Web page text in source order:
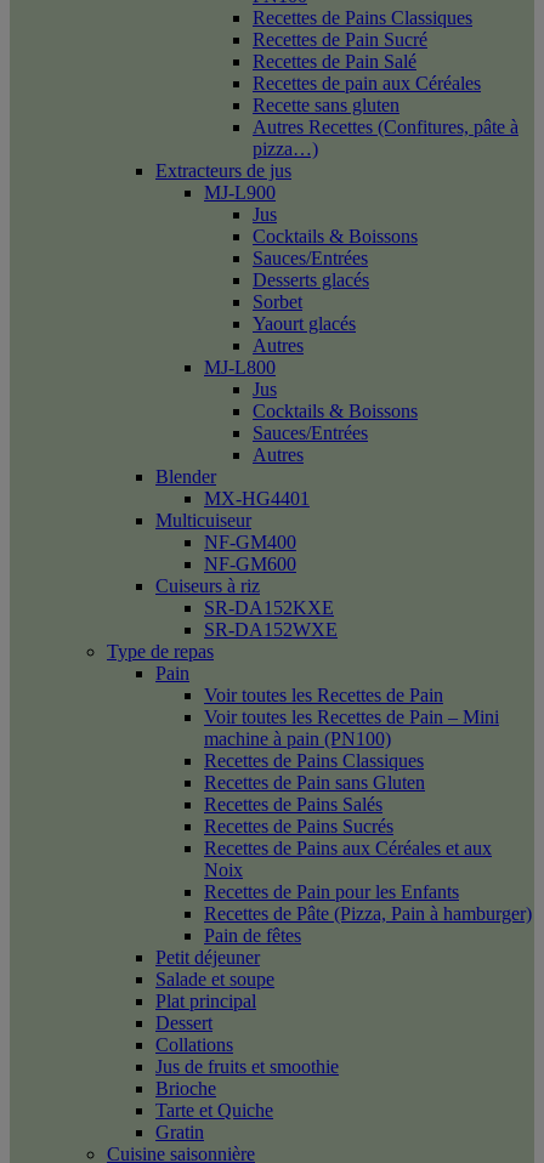
Recettes de Pains Classiques
Recettes de Pain Sucré
Recettes de Pain Salé
Recettes de pain aux Céréales
Recette sans gluten
Autres Recettes (Confitures, pâte à
pizza…)
Extracteurs de jus
MJ-L900
Jus
Cocktails & Boissons
Sauces/Entrées
Desserts glacés
Sorbet
Yaourt glacés
Autres
MJ-L800
Jus
Cocktails & Boissons
Sauces/Entrées
Autres
Blender
MX-HG4401
Multicuiseur
NF-GM400
NF-GM600
Cuiseurs à riz
SR-DA152KXE
SR-DA152WXE
Type de repas
Pain
Voir toutes les Recettes de Pain
Voir toutes les Recettes de Pain – Mini
machine à pain (PN100)
Recettes de Pains Classiques
Recettes de Pain sans Gluten
Recettes de Pains Salés
Recettes de Pains Sucrés
Recettes de Pains aux Céréales et aux
Noix
Recettes de Pain pour les Enfants
Recettes de Pâte (Pizza, Pain à hamburger)
Pain de fêtes
Petit déjeuner
Salade et soupe
Plat principal
Dessert
Collations
Jus de fruits et smoothie
Brioche
Tarte et Quiche
Gratin
Cuisine saisonnière